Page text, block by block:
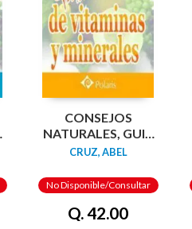
CONSEJOS
NATURALES, GUIA
DE VITAMINAS Y
POLARIS
CRUZ, ABEL
No Disponible/Consultar
Q. 42.00